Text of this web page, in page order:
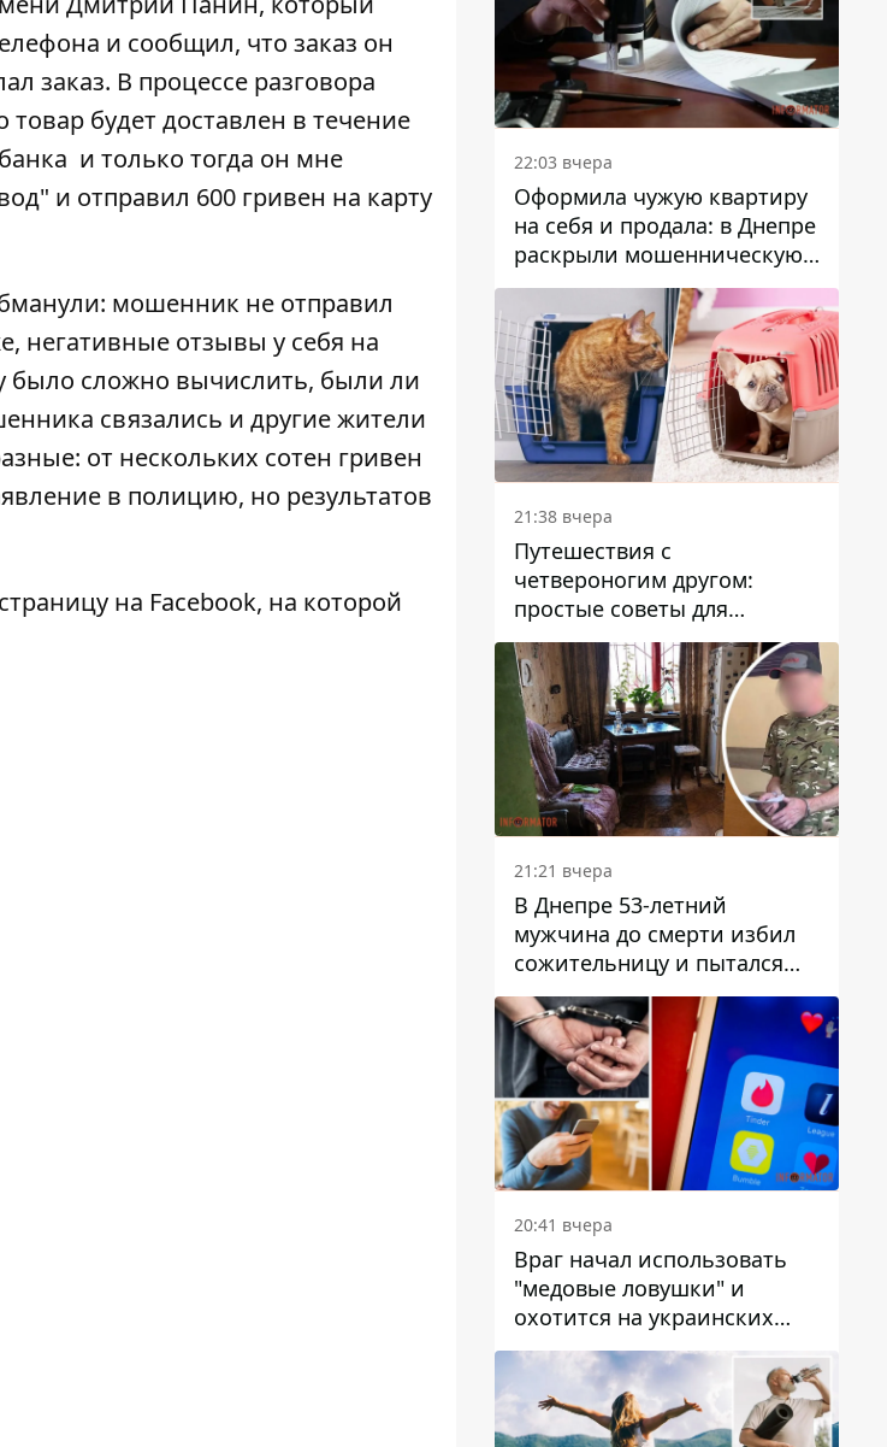
и сообщил, что заказ он
заказ. В процессе разговора
будет доставлен в течение
и только тогда он мне
и отправил 600 гривен на карту
мошенник не отправил
негативные отзывы у себя на
было сложно вычислить, были ли
связались и другие жители
от нескольких сотен гривен
в полицию, но результатов
на Facebook, на которой
22:03 вчера
Оформила чужую квартиру
на себя и продала: в Днепре
раскрыли мошенническую
схему с недвижимостью
21:38 вчера
Путешествия с
четвероногим другом:
простые советы для
поездок с животными
21:21 вчера
В Днепре 53-летний
мужчина до смерти избил
сожительницу и пытался
скрыть преступление:
детали
20:41 вчера
Враг начал использовать
"медовые ловушки" и
охотится на украинских
военнослужащих